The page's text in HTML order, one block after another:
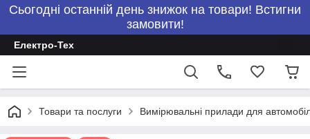
Сьогодні останній день знижок на товари! Встигни
замовити!
Електро-Тех
Товари та послуги Вимірювальні прилади для